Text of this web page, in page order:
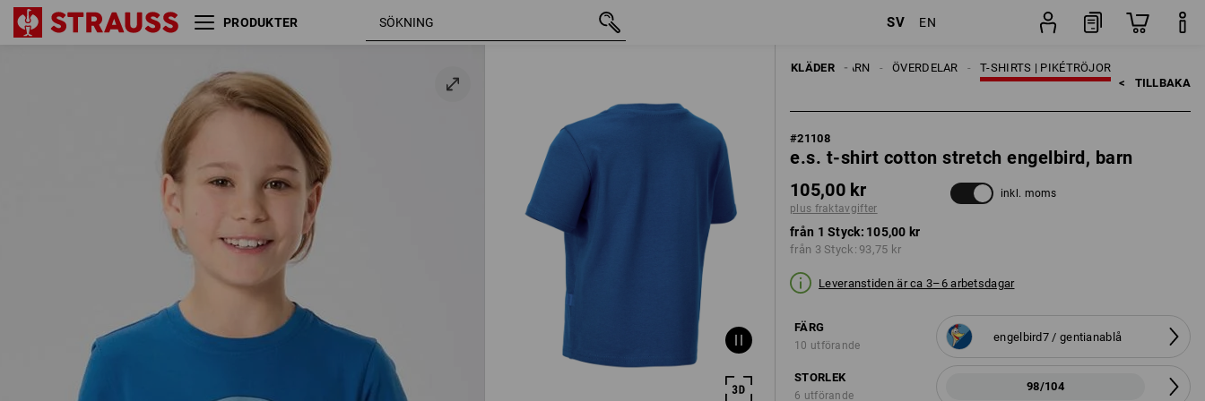
PRODUKTER SV EN
KLÄDER T-SHIRTS | PIKÉTRÖJOR
ÖVERDELAR
BARN
< TILLBAKA
#21108
e.s. t-shirt cotton stretch engelbird, barn
105,00 kr
plus fraktavgifter
inkl. moms
från 1 Styck: 105,00 kr
från 3 Styck: 93,75 kr
Leveranstiden är ca 3–6 arbetsdagar
FÄRG
10 utförande
engelbird7 / gentianablå
STORLEK
6 utförande
98/104
e.s. t-shirt cotton stretch
98/104